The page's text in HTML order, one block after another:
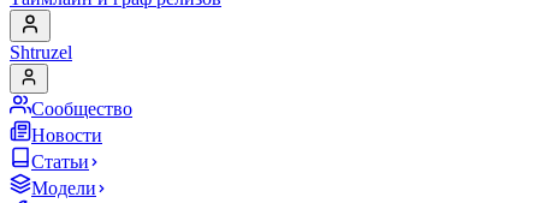
Shtruzel
Сообщество
Новости
Статьи
Модели